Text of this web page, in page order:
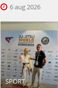
6 aug 2026
SPORT